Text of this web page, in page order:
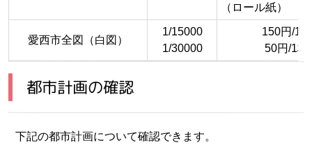
（ロール紙）
愛西市全図（白図）
1/15000
1/30000
150円/1枚
50円/1枚
都市計画の確認
下記の都市計画について確認できます。